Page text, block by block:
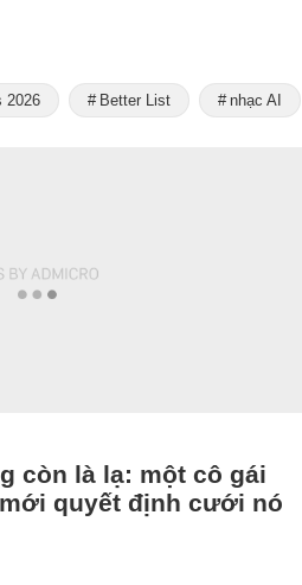
2026 Better List nhạc AI
còn là lạ: một cô gái
quyết định cưới nó